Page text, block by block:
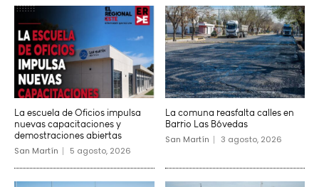
La escuela de Oficios impulsa
nuevas capacitaciones y
demostraciones abiertas
San Martín 5 agosto, 2026
La comuna reasfalta calles en
Barrio Las Bóvedas
San Martín 3 agosto, 2026